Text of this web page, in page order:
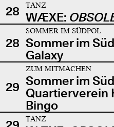
28
TANZ
WÆXE:
28
SOMMER IM SÜDPOL
Sommer im
Galaxy
29
ZUM MITMACHEN
Sommer im
Quartierverein
Bingo
TANZ